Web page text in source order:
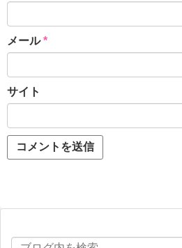
メール*
サイト